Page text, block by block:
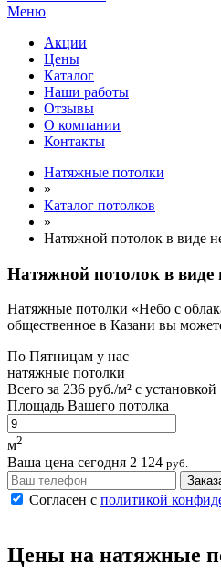
Меню
Акции
Цены
Каталог
Наши работы
Отзывы
О компании
Контакты
Натяжные потолки
»
Каталог потолков
»
Натяжной потолок в виде
Натяжной потолок в виде
Натяжные потолки «Небо с
общественное в Казани вы
По Пятницам у нас
натяжные потолки
Всего за 236 руб./м² с установкой
Площадь Вашего потолка
м2
Ваша цена сегодня 2 124 руб.
Согласен с политикой
Цены на натяжные